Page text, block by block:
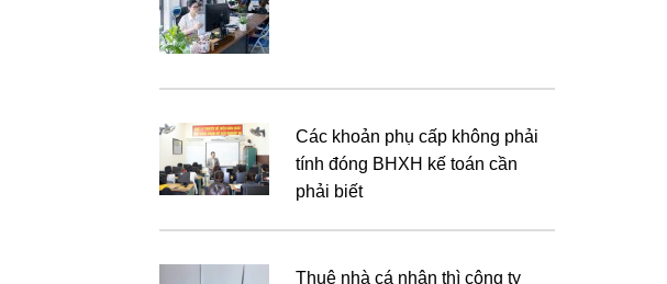
Các khoản phụ cấp không phải
tính đóng BHXH kế toán cần
phải biết
Thuê nhà cá nhân thì công ty